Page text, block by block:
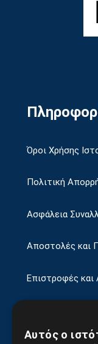
Όροι Χρήσης
Πολιτική
Ασφάλεια
Αποστολές και
Επιστροφές και
Αυτός ο